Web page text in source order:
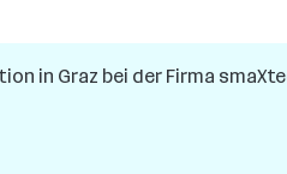
in Graz bei der Firma